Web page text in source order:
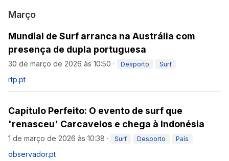
Março
Mundial de Surf arranca na Austrália com
presença de dupla portuguesa
30 de março de 2026 às 10:50 · Desporto Surf
rtp.pt
Capítulo Perfeito: O evento de surf que
'renasceu' Carcavelos e chega à Indonésia
1 de março de 2026 às 10:38 · Surf Desporto País
observador.pt